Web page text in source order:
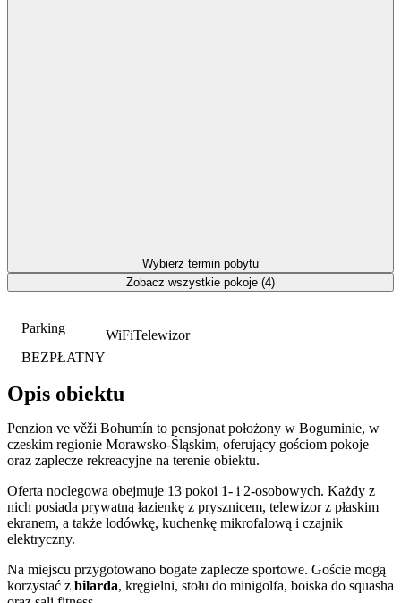
Parking
BEZPŁATNY
WiFiTelewizor
Opis obiektu
Penzion ve věži Bohumín to pensjonat położony w Boguminie, w
czeskim regionie Morawsko-Śląskim, oferujący gościom pokoje
oraz zaplecze rekreacyjne na terenie obiektu.
Oferta noclegowa obejmuje 13 pokoi 1- i 2-osobowych. Każdy z
nich posiada prywatną łazienkę z prysznicem, telewizor z płaskim
ekranem, a także lodówkę, kuchenkę mikrofalową i czajnik
elektryczny.
Na miejscu przygotowano bogate zaplecze sportowe. Goście mogą
korzystać z bilarda, kręgielni, stołu do minigolfa, boiska do squasha
Wybierz termin pobytu
Zobacz wszystkie pokoje (4)